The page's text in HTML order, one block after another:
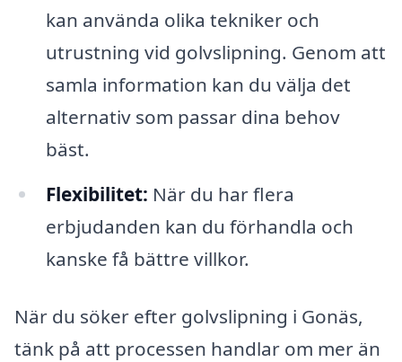
kan använda olika tekniker och
utrustning vid golvslipning. Genom att
samla information kan du välja det
alternativ som passar dina behov
bäst.
Flexibilitet: När du har flera
erbjudanden kan du förhandla och
kanske få bättre villkor.
När du söker efter golvslipning i Gonäs,
tänk på att processen handlar om mer än